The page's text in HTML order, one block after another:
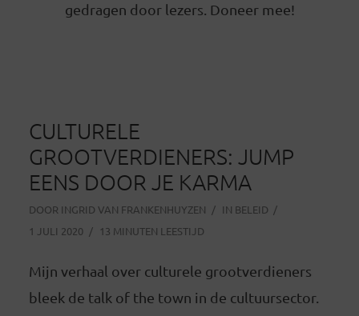
gedragen door lezers. Doneer mee!
CULTURELE
GROOTVERDIENERS: JUMP
EENS DOOR JE KARMA
DOOR INGRID VAN FRANKENHUYZEN IN BELEID
1 JULI 2020
13 MINUTEN LEESTIJD
Mijn verhaal over culturele grootverdieners
bleek de talk of the town in de cultuursector.